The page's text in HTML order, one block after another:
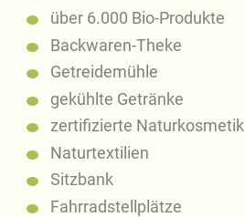
über 6.000 Bio-Produkte
Backwaren-Theke
Getreidemühle
gekühlte Getränke
zertifizierte Naturkosmetik
Naturtextilien
Sitzbank
Fahrradstellplätze